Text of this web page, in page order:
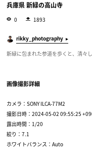
兵庫県 新緑の高山寺
0 1893
rikky_photography
新緑に包まれた参道を歩くと、清々
画像撮影詳細
カメラ：SONY ILCA-77M2
撮影日時：2024-05-02 09:55:25
露出時間：1/20
絞り：7.1
ホワイトバランス：Auto